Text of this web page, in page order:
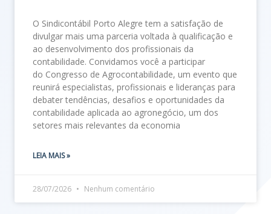
O Sindicontábil Porto Alegre tem a satisfação de
divulgar mais uma parceria voltada à qualificação e
ao desenvolvimento dos profissionais da
contabilidade. Convidamos você a participar
do Congresso de Agrocontabilidade, um evento que
reunirá especialistas, profissionais e lideranças para
debater tendências, desafios e oportunidades da
contabilidade aplicada ao agronegócio, um dos
setores mais relevantes da economia
LEIA MAIS »
28/07/2026 Nenhum comentário